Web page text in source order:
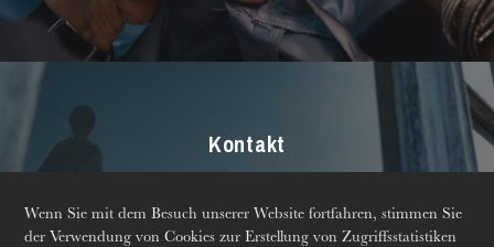
Wenn Sie mit dem Besuch unserer Website fortfahren, stimmen Sie
der Verwendung von Cookies zur Erstellung von Zugriffsstatistiken
Die OnR mit euch
Führungen durch die Oper
Kontakt